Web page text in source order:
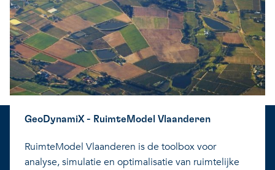
GeoDynamiX - RuimteModel Vlaanderen
RuimteModel Vlaanderen is de toolbox voor
analyse, simulatie en optimalisatie van ruimtelijke